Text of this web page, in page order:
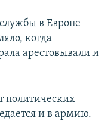
в Европе
когда
арестовывали и
политических
и в армию.